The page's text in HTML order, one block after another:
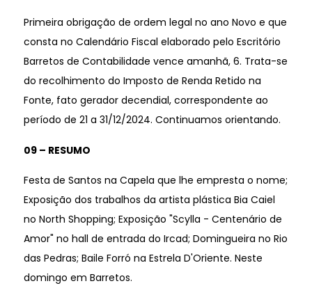
Primeira obrigação de ordem legal no ano Novo e que
consta no Calendário Fiscal elaborado pelo Escritório
Barretos de Contabilidade vence amanhã, 6. Trata-se
do recolhimento do Imposto de Renda Retido na
Fonte, fato gerador decendial, correspondente ao
período de 21 a 31/12/2024. Continuamos orientando.
09 – RESUMO
Festa de Santos na Capela que lhe empresta o nome;
Exposição dos trabalhos da artista plástica Bia Caiel
no North Shopping; Exposição "Scylla - Centenário de
Amor" no hall de entrada do Ircad; Domingueira no Rio
das Pedras; Baile Forró na Estrela D'Oriente. Neste
domingo em Barretos.